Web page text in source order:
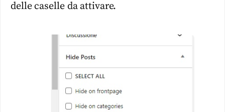
delle caselle da attivare.